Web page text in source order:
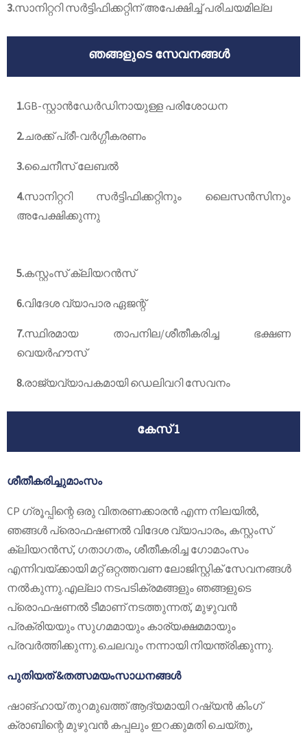
3.സാനിറ്ററി സർട്ടിഫിക്കറ്റിന് അപേക്ഷിച്ച് പരിചയമില്ല
ഞങ്ങളുടെ സേവനങ്ങൾ
1.GB-സ്റ്റാൻഡേർഡിനായുള്ള പരിശോധന
2.ചരക്ക് പ്രീ-വർഗ്ഗീകരണം
3.ചൈനീസ് ലേബൽ
4.സാനിറ്ററി സർട്ടിഫിക്കറ്റിനും ലൈസൻസിനും
അപേക്ഷിക്കുന്നു
5.കസ്റ്റംസ് ക്ലിയറൻസ്
6.വിദേശ വ്യാപാര ഏജന്റ്
7.സ്ഥിരമായ താപനില/ശീതീകരിച്ച ഭക്ഷണ
വെയർഹൗസ്
8.രാജ്യവ്യാപകമായി ഡെലിവറി സേവനം
കേസ് 1
ശീതീകരിച്ചുമാംസം
CP ഗ്രൂപ്പിന്റെ ഒരു വിതരണക്കാരൻ എന്ന നിലയിൽ,
ഞങ്ങൾ പ്രൊഫഷണൽ വിദേശ വ്യാപാരം, കസ്റ്റംസ്
ക്ലിയറൻസ്, ഗതാഗതം, ശീതീകരിച്ച ഗോമാംസം
എന്നിവയ്ക്കായി മറ്റ് ഒറ്റത്തവണ ലോജിസ്റ്റിക് സേവനങ്ങൾ
നൽകുന്നു.എല്ലാ നടപടിക്രമങ്ങളും ഞങ്ങളുടെ
പ്രൊഫഷണൽ ടീമാണ് നടത്തുന്നത്, മുഴുവൻ
പ്രക്രിയയും സുഗമമായും കാര്യക്ഷമമായും
പ്രവർത്തിക്കുന്നു.ചെലവും നന്നായി നിയന്ത്രിക്കുന്നു.
പുതിയത്&തത്സമയംസാധനങ്ങൾ
ഷാങ്ഹായ് തുറമുഖത്ത് ആദ്യമായി റഷ്യൻ കിംഗ്
ക്രാബിന്റെ മുഴുവൻ കപ്പലും ഇറക്കുമതി ചെയ്തു,